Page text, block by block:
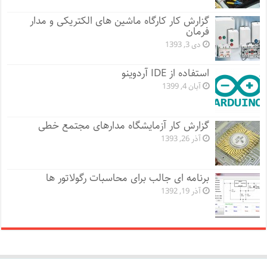
گزارش کار کارگاه ماشین های الکتریکی و مدار
فرمان
دی 3, 1393
استفاده از IDE آردوینو
آبان 4, 1399
گزارش کار آزمایشگاه مدارهای مجتمع خطی
آذر 26, 1393
برنامه ای جالب برای محاسبات رگولاتور ها
آذر 19, 1392